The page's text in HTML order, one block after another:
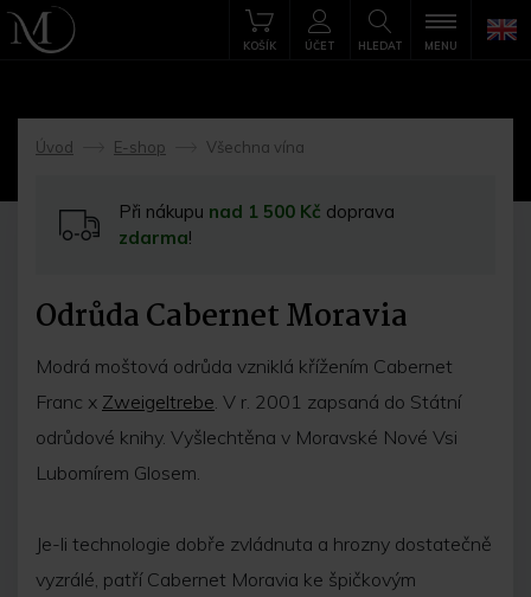
HLEDAT
KOŠÍK ÚČET MENU
Úvod
->
E-shop
->
Všechna vína
Při nákupu nad 1 500 Kč doprava
zdarma!
Odrůda Cabernet Moravia
Modrá moštová odrůda vzniklá křížením Cabernet
Franc x Zweigeltrebe. V r. 2001 zapsaná do Státní
odrůdové knihy. Vyšlechtěna v Moravské Nové Vsi
Lubomírem Glosem.
Je-li technologie dobře zvládnuta a hrozny dostatečně
vyzrálé, patří Cabernet Moravia ke špičkovým